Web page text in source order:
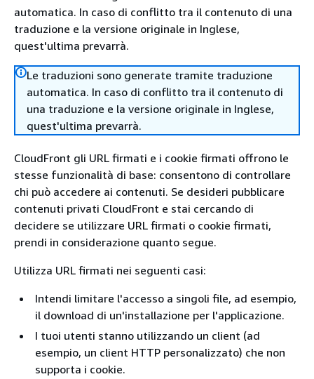
automatica. In caso di conflitto tra il contenuto di una
traduzione e la versione originale in Inglese,
quest'ultima prevarrà.
Le traduzioni sono generate tramite traduzione
automatica. In caso di conflitto tra il contenuto di
una traduzione e la versione originale in Inglese,
quest'ultima prevarrà.
CloudFront gli URL firmati e i cookie firmati offrono le
stesse funzionalità di base: consentono di controllare
chi può accedere ai contenuti. Se desideri pubblicare
contenuti privati CloudFront e stai cercando di
decidere se utilizzare URL firmati o cookie firmati,
prendi in considerazione quanto segue.
Utilizza URL firmati nei seguenti casi:
Intendi limitare l'accesso a singoli file, ad esempio,
il download di un'installazione per l'applicazione.
I tuoi utenti stanno utilizzando un client (ad
esempio, un client HTTP personalizzato) che non
supporta i cookie.